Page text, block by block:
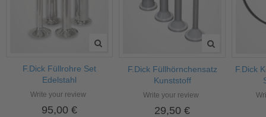
F.Dick Füllrohre Set
Edelstahl
Write your review
95,00 €
F.Dick Füllhörnchensatz
Kunststoff
Write your review
29,50 €
F.Dick